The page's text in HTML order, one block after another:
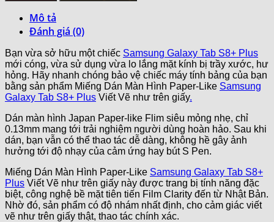
Mô tả
Đánh giá (0)
Bạn vừa sở hữu một chiếc Samsung Galaxy Tab S8+ Plus
mới cóng, vừa sử dụng vừa lo lắng mặt kính bị trầy xước, hư
hỏng. Hãy nhanh chóng bảo vệ chiếc máy tính bảng của bạn
bằng sản phẩm Miếng Dán Màn Hình Paper-Like Samsung
Galaxy Tab S8+ Plus Viết Vẽ như trên giấy.
Dán màn hình Japan Paper-like Flim siêu mỏng nhẹ, chỉ
0.13mm mang tới trải nghiệm người dùng hoàn hảo. Sau khi
dán, bạn vẫn có thể thao tác dễ dàng, không hề gây ảnh
hưởng tới độ nhạy của cảm ứng hay bút S Pen.
Miếng Dán Màn Hình Paper-Like Samsung Galaxy Tab S8+
Plus Viết Vẽ như trên giấy này được trang bị tính năng đặc
biệt, công nghệ bề mặt tiên tiến Film Clarity đến từ Nhật Bản.
Nhờ đó, sản phẩm có độ nhám nhất định, cho cảm giác viết
vẽ như trên giấy thật, thao tác chính xác.